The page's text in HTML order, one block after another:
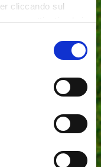
cliccando sul
attivati solo i
mediante il
pagina. Per ulteriori
della Cookie
dei